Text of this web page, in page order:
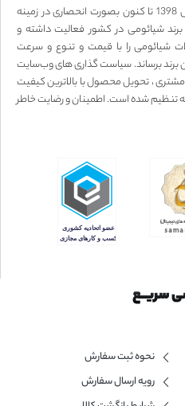
فروشگاه اینترنتی شیائومی ۳۶۰ از سال 1398 تا کنون بصورت انحصاری در زمینه
شیائومی در کشور فعالیت داشته و
شیائومی را با قیمت و تنوع و سرعت
برند برساند. سیاست گذاری های وب‌سایت
حقوق مشتری ، تحویل محصول با بالاترین کیفیت
تنظیم شده است. اطمینان و رضایت خاطر
سریــع
نحوه ثبت سفارش
رویه ارسال سفارش